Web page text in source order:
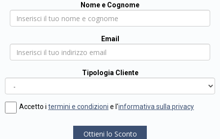
Nome e Cognome
Email
Tipologia Cliente
Accetto i termini e condizioni e l'informativa sulla privacy
Ottieni lo Sconto